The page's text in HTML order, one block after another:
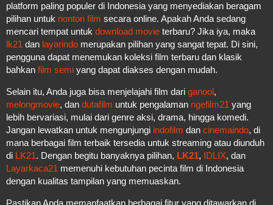
platform paling populer di Indonesia yang menyediakan beragam
pilihan untuk nonton film secara online. Apakah Anda sedang
mencari tempat untuk download movie terbaru? Jika iya, maka
lk21 dan layarindo merupakan pilihan yang sangat tepat. Di sini,
pengguna dapat menemukan koleksi film terbaru dan klasik
bahkan film semi yang dapat diakses dengan mudah.
Selain itu, Anda juga bisa menjelajahi film dari ganool,
melongmovie, dan dutafilm untuk pengalaman ngefilm21 yang
lebih bervariasi, mulai dari genre aksi, drama, hingga komedi.
Jangan lewatkan untuk mengunjungi indofilm dan cinemaindo, di
mana berbagai film terbaik tersedia untuk streaming atau diunduh
di LK21. Dengan begitu banyaknya pilihan, LK21, IDLIX, dan
Layarkaca21 memenuhi kebutuhan pecinta film di Indonesia
dengan kualitas tampilan yang memuaskan.